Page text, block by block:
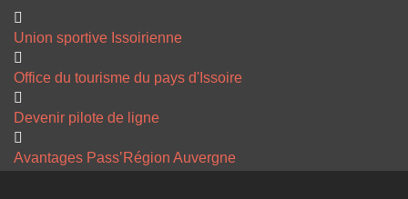
Union sportive Issoirienne
Office du tourisme du pays d'Issoire
Devenir pilote de ligne
Avantages Pass’Région Auvergne